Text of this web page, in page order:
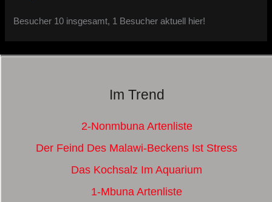
Besucher 10 insgesamt, 1 Besucher aktuell hier!
Im Trend
2-Nonmbuna Artenliste
Der Feind Des Malawi-Beckens Ist Stress
Das Kochsalz Im Aquarium
1-Mbuna Artenliste